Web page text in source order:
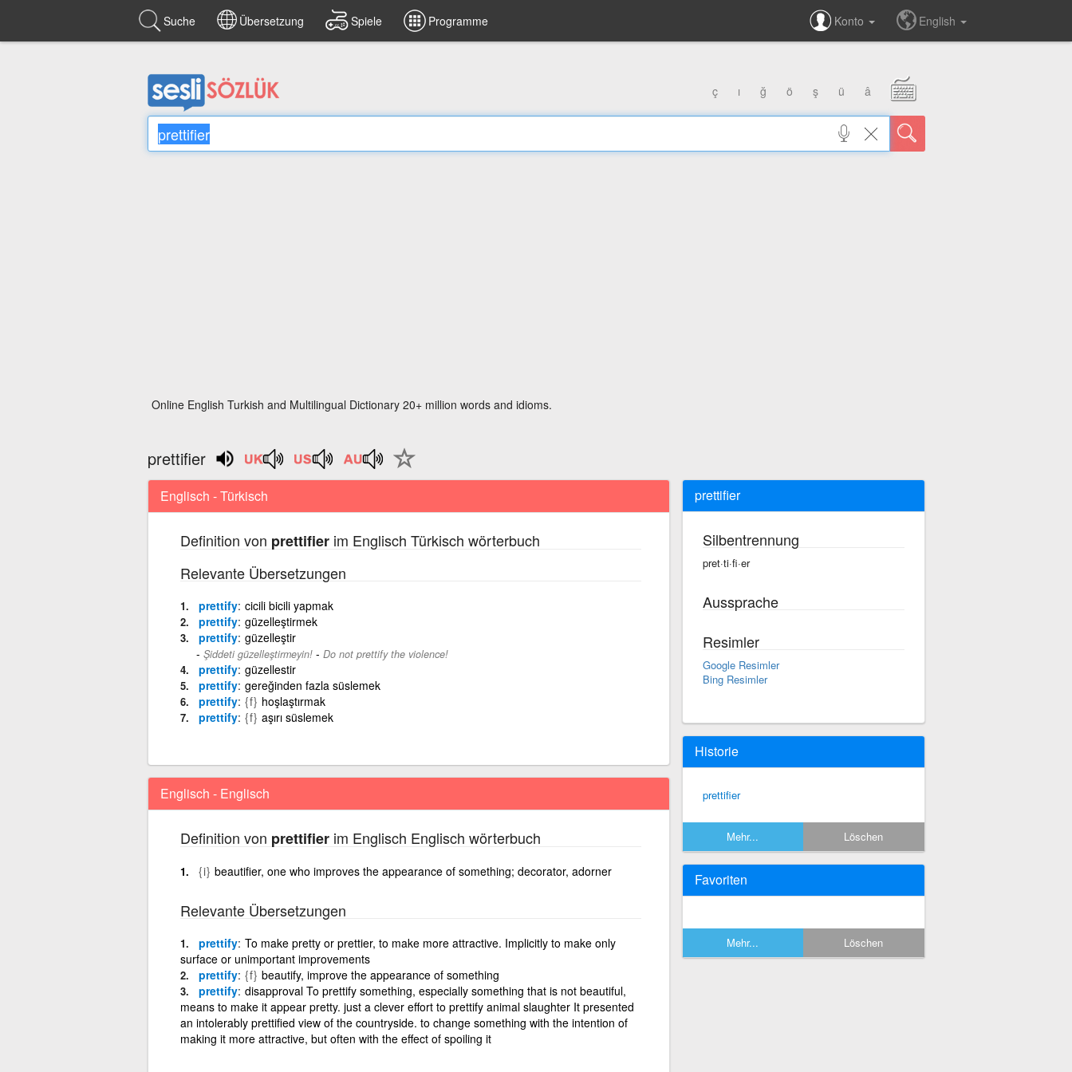
Suche Übersetzung Spiele Programme Konto English
ç ı ğ ö ş ü â
Online English Turkish and Multilingual Dictionary 20+ million words and idioms.
prettifier
Englisch - Türkisch
Definition von prettifierim Englisch Türkisch wörterbuch
Relevante Übersetzungen
prettify cicili bicili yapmak
prettify güzelleştirmek
prettify güzelleştir
Şiddeti güzelleştirmeyin!- Do not prettify the violence!
prettify güzellestir
prettify gereğinden fazla süslemek
prettify {f} hoşlaştırmak
prettify {f} aşırı süslemek
Englisch - Englisch
Definition von prettifierim Englisch Englisch wörterbuch
{i} beautifier, one who improves the appearance of something; decorator, adorner
Relevante Übersetzungen
prettify To make pretty or prettier, to make more attractive. Implicitly to make only
surface or unimportant improvements
prettify {f} beautify, improve the appearance of something
prettify disapproval To prettify something, especially something that is not beautiful,
means to make it appear pretty. just a clever effort to prettify animal slaughter It presented
an intolerably prettified view of the countryside. to change something with the intention of
making it more attractive, but often with the effect of spoiling it
prettifier
Silbentrennung
pret·ti·fi·er
Aussprache
Resimler
Google Resimler
Bing Resimler
Historie
prettifier
Mehr... Löschen
Favoriten
Mehr... Löschen